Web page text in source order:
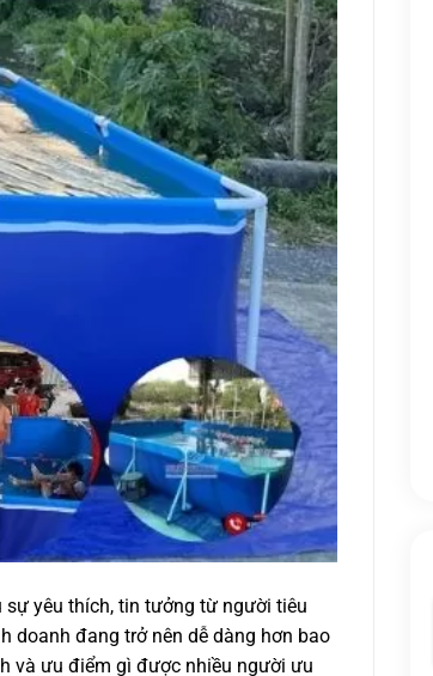
sự yêu thích, tin tưởng từ người tiêu
doanh đang trở nên dễ dàng hơn bao
và ưu điểm gì được nhiều người ưu